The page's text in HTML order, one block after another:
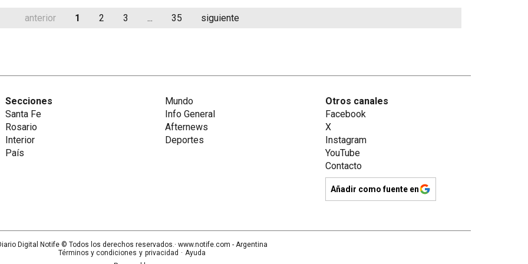
anterior 1 2 3 ... 35 siguiente
Secciones
Santa Fe
Rosario
Interior
País
Mundo
Info General
Afternews
Deportes
Otros canales
Facebook
X
Instagram
YouTube
Contacto
Añadir como fuente en
Digital Notife© Todos los derechos reservados.· www.notife.com - Argentina
Términos y condiciones y privacidad · Ayuda